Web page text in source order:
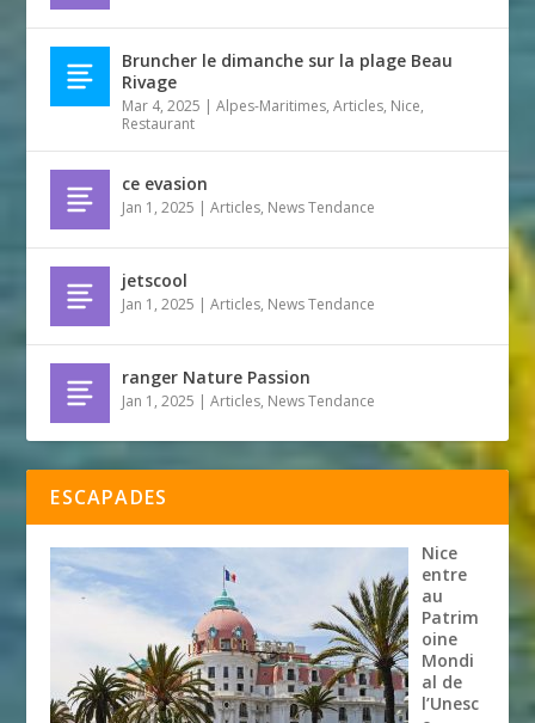
Bruncher le dimanche sur la plage Beau
Rivage
Mar 4, 2025 |Alpes-Maritimes,Articles, Nice,
Restaurant
ce evasion
Jan 1, 2025 |Articles, News Tendance
jetscool
Jan 1, 2025 |Articles, News Tendance
ranger Nature Passion
Jan 1, 2025 |Articles, News Tendance
ESCAPADES
Nice
entre
au
Patrim
oine
Mondi
al de
l’Unesc